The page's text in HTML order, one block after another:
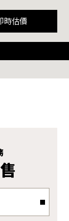
時估價
馳）
迪)